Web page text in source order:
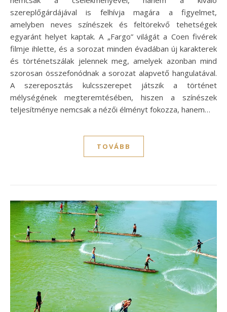
szereplőgárdájával is felhívja magára a figyelmet,
amelyben neves színészek és feltörekvő tehetségek
egyaránt helyet kaptak. A „Fargo” világát a Coen fivérek
filmje ihlette, és a sorozat minden évadában új karakterek
és történetszálak jelennek meg, amelyek azonban mind
szorosan összefonódnak a sorozat alapvető hangulatával.
A szereposztás kulcsszerepet játszik a történet
mélységének megteremtésében, hiszen a színészek
teljesítménye nemcsak a nézői élményt fokozza, hanem…
TOVÁBB